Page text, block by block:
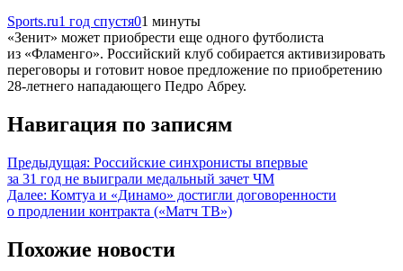
Sports.ru1 год спустя01 минуты
«Зенит» может приобрести еще одного футболиста
из «Фламенго». Российский клуб собирается активизировать
переговоры и готовит новое предложение по приобретению
28-летнего нападающего Педро Абреу.
Навигация по записям
Предыдущая: Российские синхронисты впервые
за 31 год не выиграли медальный зачет ЧМ
Далее: Комтуа и «Динамо» достигли договоренности
о продлении контракта («Матч ТВ»)
Похожие новости